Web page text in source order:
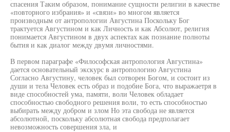
спасения Таким образом, понимание сущности религии в качестве
«повторного избрания» и «связи» во многом является
производным от антропологии Августина Поскольку Бог
трактуется Августином и как Личность и как Абсолют, религия
понимается Августином в двух аспектах как познание полноты
бытия и как диалог между двумя личностями.
В первом параграфе «Философская антропология Августина»
дается основательный экскурс в антропологию Августина
Согласно Августину, человек был сотворен Богом, и состоит из
души и тела Человек есть образ и подобие Бога, что выражаетря в
виде способностей ума, памяти, воли Человек обладает
способностью свободного решения воли, то есть способностью
выбирать между добром и злом Но эта свобода не является
абсолютной, поскольку абсолютная свобода предполагает
невозможность совершения зла, и